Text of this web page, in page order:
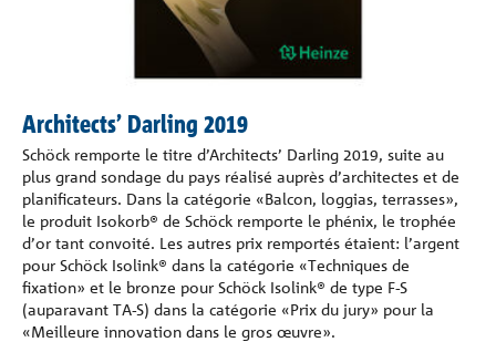
Architects’ Darling 2019
Schöck remporte le titre d’Architects’ Darling 2019, suite au
plus grand sondage du pays réalisé auprès d’architectes et de
planificateurs. Dans la catégorie «Balcon, loggias, terrasses»,
le produit Isokorb® de Schöck remporte le phénix, le trophée
d’or tant convoité. Les autres prix remportés étaient: l’argent
pour Schöck Isolink® dans la catégorie «Techniques de
fixation» et le bronze pour Schöck Isolink® de type F-S
(auparavant TA-S) dans la catégorie «Prix du jury» pour la
«Meilleure innovation dans le gros œuvre».